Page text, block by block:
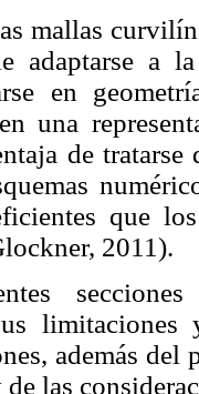
mallas
adaptarse a
en
una
de
que
2011).
limitaciones
además del
las